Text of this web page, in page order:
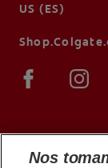
US (ES)
Nos